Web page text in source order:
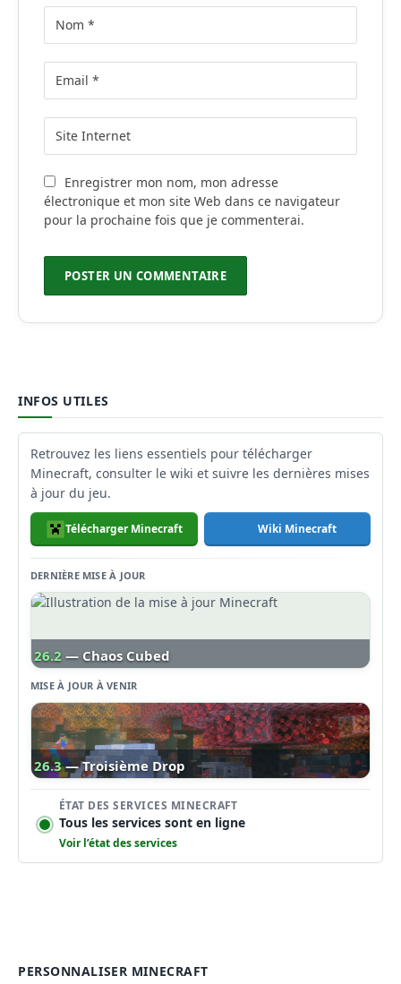
Enregistrer mon nom, mon adresse
électronique et mon site Web dans ce navigateur
pour la prochaine fois que je commenterai.
INFOS UTILES
Retrouvez les liens essentiels pour télécharger
Minecraft, consulter le wiki et suivre les dernières mises
à jour du jeu.
Télécharger Minecraft Wiki Minecraft
DERNIÈRE MISE À JOUR
26.2 — Chaos Cubed
MISE À JOUR À VENIR
26.3 — Troisième Drop
ÉTAT DES SERVICES MINECRAFT
Tous les services sont en ligne
Voir l’état des services
PERSONNALISER MINECRAFT